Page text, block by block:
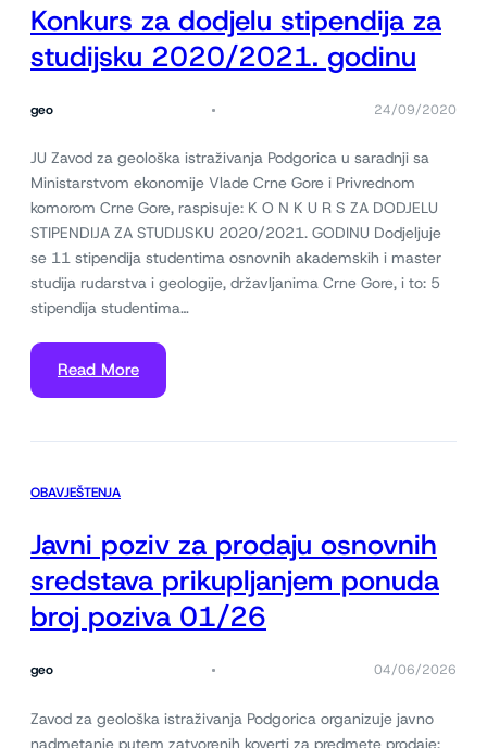
Konkurs za dodjelu stipendija za
studijsku 2020/2021. godinu
geo 24/09/2020
JU Zavod za geološka istraživanja Podgorica u saradnji sa
Ministarstvom ekonomije Vlade Crne Gore i Privrednom
komorom Crne Gore, raspisuje: K O N K U R S ZA DODJELU
STIPENDIJA ZA STUDIJSKU 2020/2021. GODINU Dodjeljuje
se 11 stipendija studentima osnovnih akademskih i master
studija rudarstva i geologije, državljanima Crne Gore, i to: 5
stipendija studentima…
Read More
OBAVJEŠTENJA
Javni poziv za prodaju osnovnih
sredstava prikupljanjem ponuda
broj poziva 01/26
geo 04/06/2026
Zavod za geološka istraživanja Podgorica organizuje javno
nadmetanje putem zatvorenih koverti za predmete prodaje: